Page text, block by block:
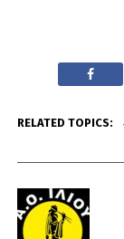
RELATED TOPICS: